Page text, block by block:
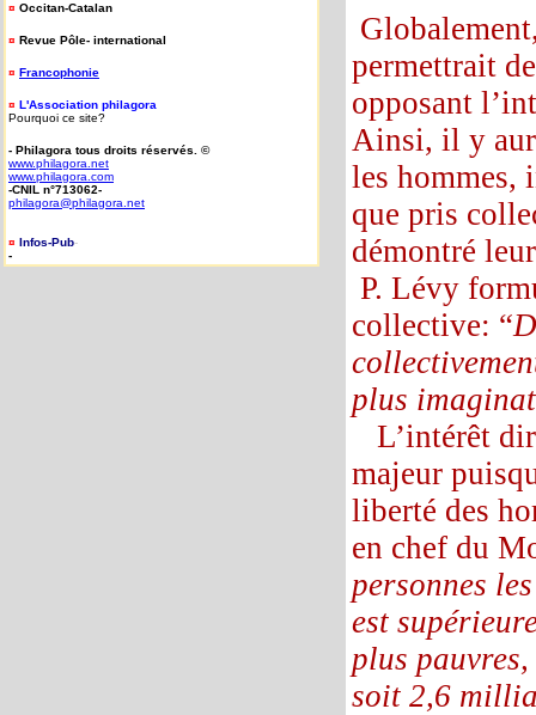
¤ Occitan-Catalan
¤ Revue Pôle- international
¤ Francophonie
¤ L'Association philagora
Pourquoi ce site?
- Philagora tous droits réservés. ©
www.philagora.net
www.philagora.com
-CNIL n°713062-
philagora@philagora.net
¤ Infos-Pub-
-
permettrait
opposant
Ainsi, il y
les hommes,
que pris
démontré
P. Lévy
collective: “
plus
L’intérêt
majeur
liberté des
en chef du
personnes
est
plus pauvres,
soit 2,6